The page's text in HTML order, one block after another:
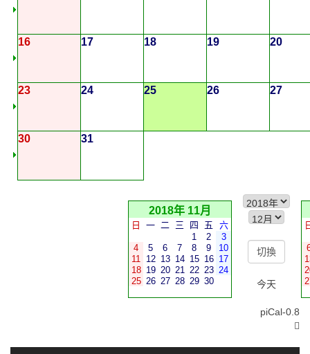
16 17 18 19 20
23 24 25 26 27
30 31
2018年 11月
日 一 二 三 四 五
六
1
2
3
4
5 6 7 8 9
10
11 12 13 14 15 16 17
18 19 20 21 22 23 24
25 26 27 28 29 30 今天
piCal-0.8